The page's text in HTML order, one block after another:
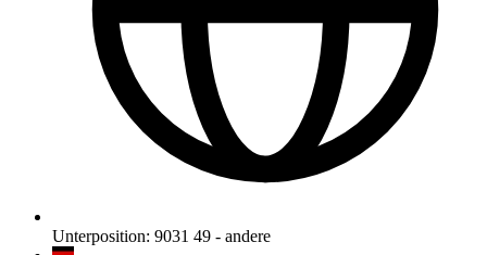
Unterposition: 9031 49 - andere